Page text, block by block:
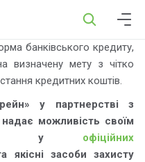
банківського кредиту,
визначену мету з чітко
кредитних коштів.
у партнерстві з
можливість своїм
у офіційних
якісні засоби захисту